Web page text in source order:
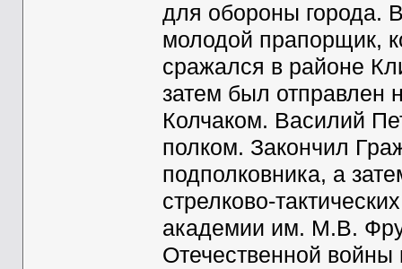
для обороны города.
молодой прапорщик,
сражался в районе
затем был отправлен
Колчаком. Василий
полком. Закончил
подполковника, а
стрелково-
академии им. М.В.
Отечественной войны